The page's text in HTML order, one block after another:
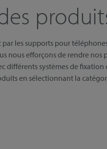
par les supports pour
nous efforçons de rendre
différents systèmes de
en sélectionnant la